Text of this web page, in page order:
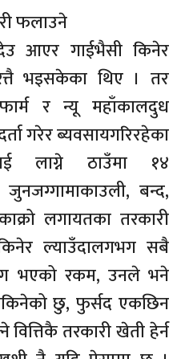
फलाउने
आएर गाईभैसी किनेर
भइसकेका थिए । तर
र न्यू महाँकालदुध
गरेर ब्यवसायगरिरहेका
लाग्ने ठाउँमा १४
बन्द,
लगायतका तरकारी
ल्याउँदालगभग सबै
भएको रकम, उनले भने
छु, फुर्सद एकछिन
तरकारी खेती हेर्न